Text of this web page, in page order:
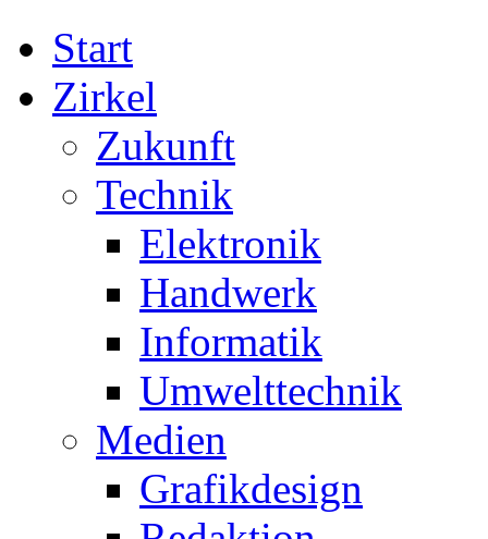
Start
Zirkel
Zukunft
Technik
Elektronik
Handwerk
Informatik
Umwelttechnik
Medien
Grafikdesign